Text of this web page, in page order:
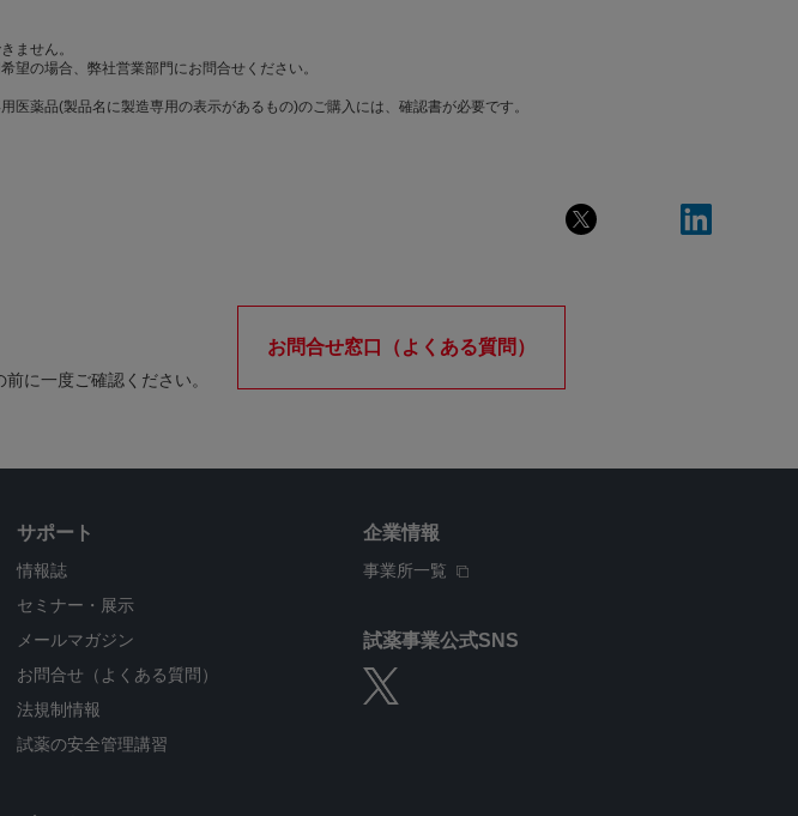
ません。
望の場合、弊社営業部門にお問合せください。
薬品(製品名に製造専用の表示があるもの)のご購入には、確認書が必要です。
に一度ご確認ください。
お問合せ窓口（よくある質問）
サポート
情報誌
セミナー・展示
メールマガジン
お問合せ（よくある質問）
法規制情報
試薬の安全管理講習
企業情報
事業所一覧
試薬事業公式SNS